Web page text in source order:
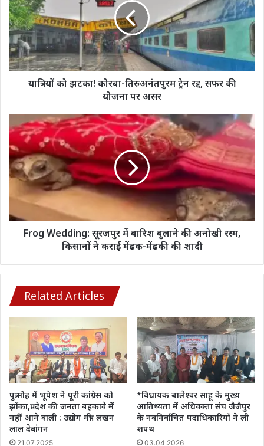
कोरबा-
तिरुअनंतपुरम
ट्रेन
रद्द,
सफर
की
यात्रियों को झटका! कोरबा-तिरुअनंतपुरम ट्रेन रद्द, सफर की
योजना पर असर
Wedding:
सूरजपुर
में
बारिश
बुलाने
रस्म,
किसानों
की
शादी
Frog Wedding: सूरजपुर में बारिश बुलाने की अनोखी रस्म,
किसानों ने कराई मेंढक-मेंढकी की शादी
Related Articles
पुत्र मोह में भूपेश ने पूरी कांग्रेस को
झोंका,प्रदेश की जनता बहकावे में
नहीं आने वाली : उद्योग मंत्री लखन
लाल देवांगन
21.07.2025
*विधायक बालेश्वर साहू के मुख्य
आतिथ्यता में अधिवक्ता संघ जैजैपुर
के नवनिर्वाचित पदाधिकारियों ने ली
शपथ
03.04.2026